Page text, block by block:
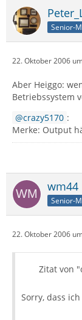
Senior-
22. Oktober 2006
Aber Heiggo:
Betriebssystem
crazy5170 :
Merke: Output
wm44
Senior-
22. Oktober 2006
Zitat von
Sorry, dass